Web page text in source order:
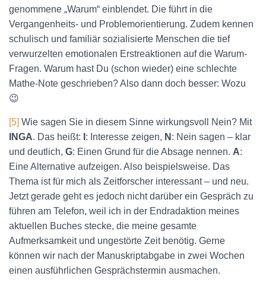
genommene „Warum“ einblendet. Die führt in die
Vergangenheits- und Problemorientierung. Zudem kennen
schulisch und familiär sozialisierte Menschen die tief
verwurzelten emotionalen Erstreaktionen auf die Warum-
Fragen. Warum hast Du (schon wieder) eine schlechte
Mathe-Note geschrieben? Also dann doch besser: Wozu
😉
[5] Wie sagen Sie in diesem Sinne wirkungsvoll Nein? Mit
INGA. Das heißt: : Interesse zeigen, N : Nein sagen – klar
und deutlich, G: Einen Grund für die Absage nennen. A:
Eine Alternative aufzeigen. Also beispielsweise. Das
Thema ist für mich als Zeitforscher interessant – und neu.
Jetzt gerade geht es jedoch nicht darüber ein Gespräch zu
führen am Telefon, weil ich in der Endradaktion meines
aktuellen Buches stecke, die meine gesamte
Aufmerksamkeit und ungestörte Zeit benötig. Gerne
können wir nach der Manuskriptabgabe in zwei Wochen
einen ausführlichen Gesprächstermin ausmachen.